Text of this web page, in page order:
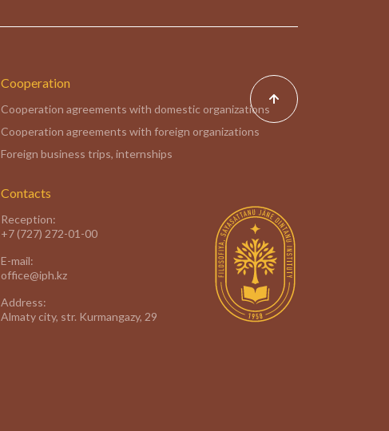
Cooperation
Cooperation agreements with domestic organizations
Cooperation agreements with foreign organizations
Foreign business trips, internships
Contacts
Reception:
+7 (727) 272-01-00
E-mail:
office@iph.kz
Address:
Almaty city, str. Kurmangazy, 29